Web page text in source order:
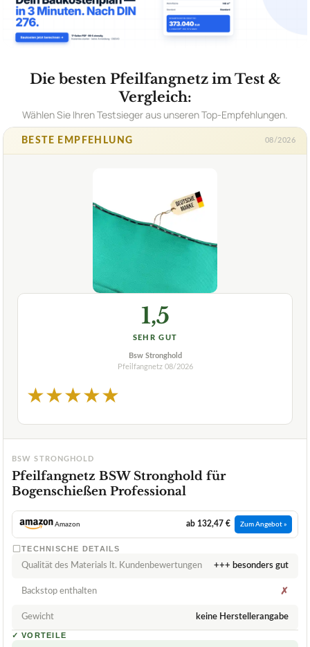
Die besten Pfeilfangnetz im Test &
Vergleich:
Wählen Sie Ihren Testsieger aus unseren Top-Empfehlungen.
BESTE EMPFEHLUNG 08/2026
1,5
SEHR GUT
Bsw Stronghold
Pfeilfangnetz 08/2026
★★★★★
BSW STRONGHOLD
Pfeilfangnetz BSW Stronghold für
Bogenschießen Professional
Amazon ab 132,47 € Zum Angebot »
TECHNISCHE DETAILS
Qualität des Materials lt. Kundenbewertungen +++ besonders gut
Backstop enthalten ✗
Gewicht keine Herstellerangabe
✓ VORTEILE